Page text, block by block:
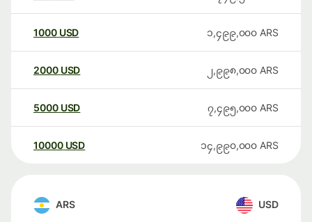
1000 USD ၁,၄၉၉,၀၀၀ ARS
2000 USD ၂,၉၉၈,၀၀၀ ARS
5000 USD ၇,၄၉၅,၀၀၀ ARS
10000 USD ၁၄,၉၉၀,၀၀၀ ARS
ARS USD